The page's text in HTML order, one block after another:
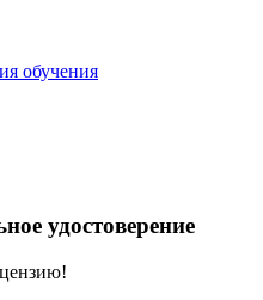
обучения
удостоверение